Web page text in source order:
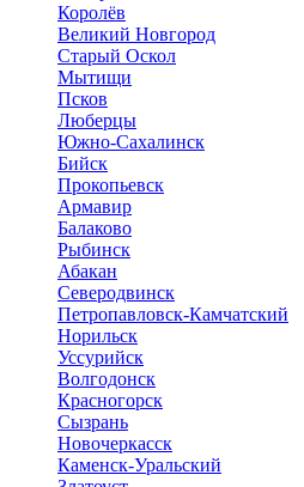
Королёв
Великий Новгород
Старый Оскол
Мытищи
Псков
Люберцы
Южно-Сахалинск
Бийск
Прокопьевск
Армавир
Балаково
Рыбинск
Абакан
Северодвинск
Петропавловск-Камчатский
Норильск
Уссурийск
Волгодонск
Красногорск
Сызрань
Новочеркасск
Каменск-Уральский